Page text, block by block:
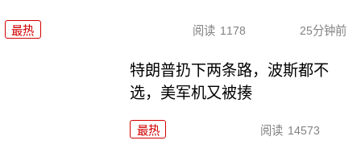
最热 阅读 1178 25分钟前
特朗普扔下两条路，波斯都不
选，美军机又被揍
最热 阅读 14573